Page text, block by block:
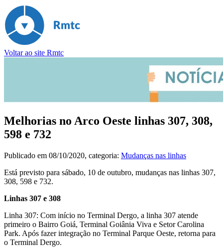
Voltar ao site Rmtc
Melhorias no Arco Oeste linhas 307, 308,
598 e 732
Publicado em 08/10/2020, categoria: Mudanças nas linhas
Está previsto para sábado, 10 de outubro, mudanças nas linhas 307,
308, 598 e 732.
Linhas 307 e 308
Linha 307: Com início no Terminal Dergo, a linha 307 atende
primeiro o Bairro Goiá, Terminal Goiânia Viva e Setor Carolina
Park. Após fazer integração no Terminal Parque Oeste, retorna para
o Terminal Dergo.